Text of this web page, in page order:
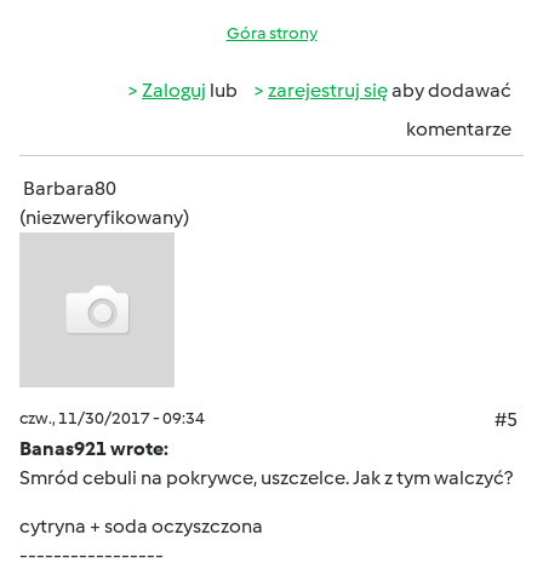
Góra strony
Zaloguj lub zarejestruj sięaby dodawać
komentarze
Barbara80
(niezweryfikowany)
czw., 11/30/2017 - 09:34
#5
Banas921 wrote:
Smród cebuli na pokrywce, uszczelce. Jak z tym walczyć?
cytryna + soda oczyszczona
-----------------